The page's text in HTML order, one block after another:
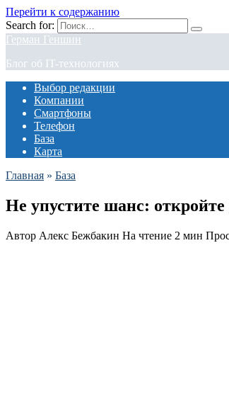
Перейти к содержанию
Search for:
Герман Геншин
Блог об IT-технологиях
Выбор редакции
Компании
Смартфоны
Телефон
База
Карта
Главная » База
Не упустите шанс:
Автор Алекс Бежбакин На чтение 2 мин